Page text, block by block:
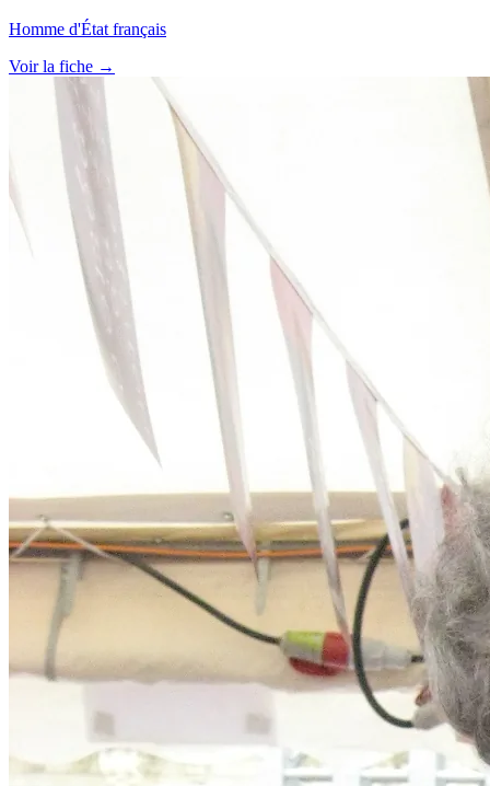
Homme d'État français
Voir la fiche →